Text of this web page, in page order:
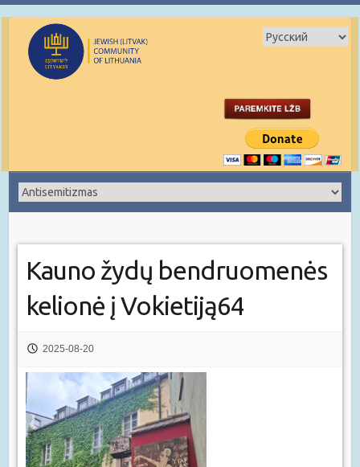
Kauno žydų bendruomenės
kelionė į Vokietiją64
2025-08-20